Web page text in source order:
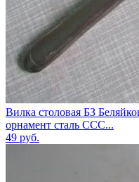
Вилка столовая БЗ
орнамент сталь ССС...
49 руб.